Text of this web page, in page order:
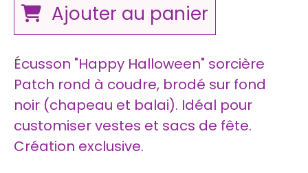
Ajouter au panier
Écusson "Happy Halloween" sorcière
Patch rond à coudre, brodé sur fond
noir (chapeau et balai). Idéal pour
customiser vestes et sacs de fête.
Création exclusive.